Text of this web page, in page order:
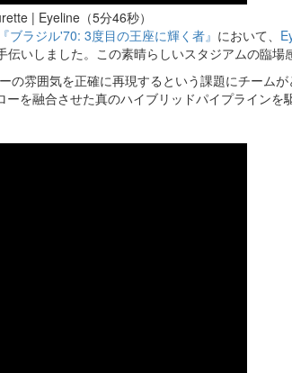
| Eyeline（5分46秒）
『ブラジル'70: 3度目の王座に輝く者』 において、
いしました。この素晴らしいスタジアムの臨
の雰囲気を正確に再現するという課題にチーム
を融合させた真のハイブリッドパイプライン